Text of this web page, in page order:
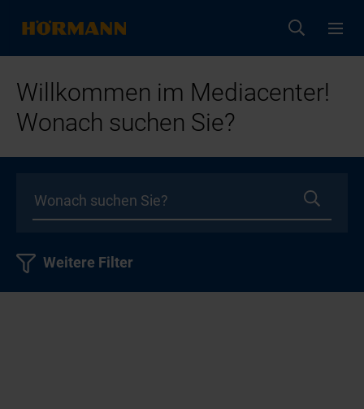
Willkommen im Mediacenter!
Wonach suchen Sie?
Weitere Filter